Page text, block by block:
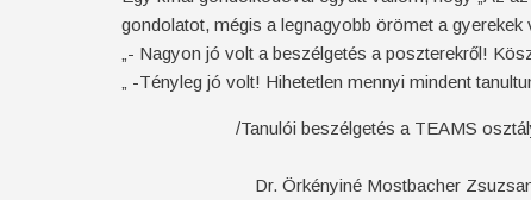
gondolatot, mégis a legnagyobb örömet a gyerekek
„- Nagyon jó volt a beszélgetés a poszterekről!
„ -Tényleg jó volt! Hihetetlen mennyi mindent
/Tanulói beszélgetés a TEAMS
Dr. Örkényiné Mostbacher